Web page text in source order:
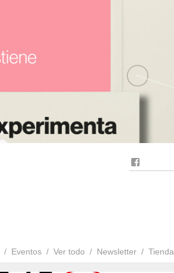
Eventos Ver todo Newsletter Tienda